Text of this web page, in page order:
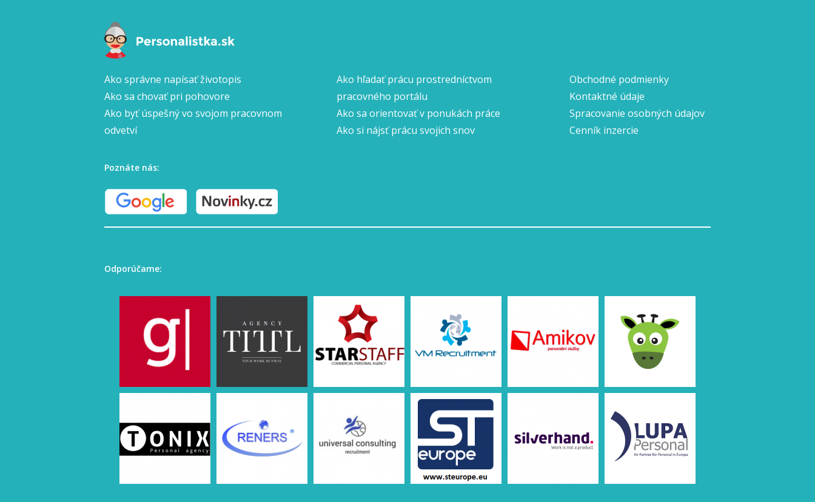
Ako správne napísať životopis
Ako sa chovať pri pohovore
Ako byť úspešný vo svojom pracovnom
odvetví
Ako hľadať prácu prostredníctvom
pracovného portálu
Ako sa orientovať v ponukách práce
Ako si nájsť prácu svojich snov
Obchodné podmienky
Kontaktné údaje
Spracovanie osobných údajov
Cenník inzercie
Poznáte nás:
Odporúčame: